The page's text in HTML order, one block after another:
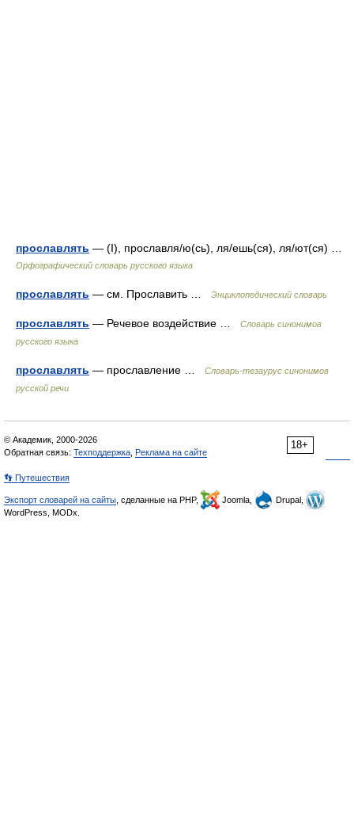
прославлять — (I), прославля/ю(сь), ля/ешь(ся), ля/ют(ся) …
Орфографический словарь русского языка
прославлять — см. Прославить … Энциклопедический словарь
прославлять — Речевое воздействие …
Словарь синонимов
русского языка
прославлять — прославление …
Словарь-тезаурус синонимов
русской речи
18+
© Академик, 2000-2026
Обратная связь: Техподдержка Реклама на сайте
👣 Путешествия
Экспорт словарей на сайты , сделанные на PHP, Joomla,
Drupal,
WordPress, MODx.